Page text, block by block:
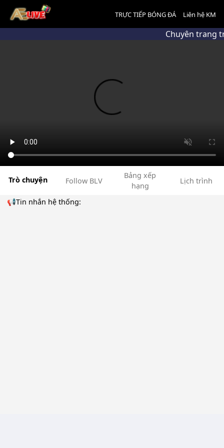
TRỰC TIẾP BÓNG ĐÁ Liên hệ KM
Chuyên trang
Trò chuyện Follow BLV
Bảng xếp
hạng
Lịch trình
📢Tin nhắn hệ thống: